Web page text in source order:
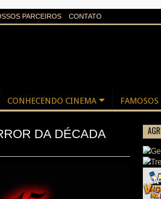
PARCEIROS CONTATO
CONHECENDO CINEMA FAMOSOS
DA DÉCADA